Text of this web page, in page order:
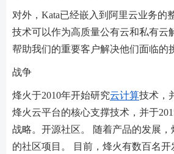
对外，Kata已经嵌入到阿里云业务的
技术可以作为高质量公有云和私有云
帮助我们的重要客户解决他们面临的
战争
烽火于2010年开始研究云计算技术，
烽火云平台的核心支撑技术，并于
战略。开源社区。 随着产品的发展
的社区项目。 目前，烽火有数百名开